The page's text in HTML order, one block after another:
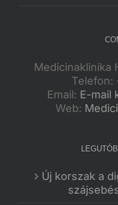
Medicinaklinika
Telefon:
Email: E-mail
Web:
Új korszak a